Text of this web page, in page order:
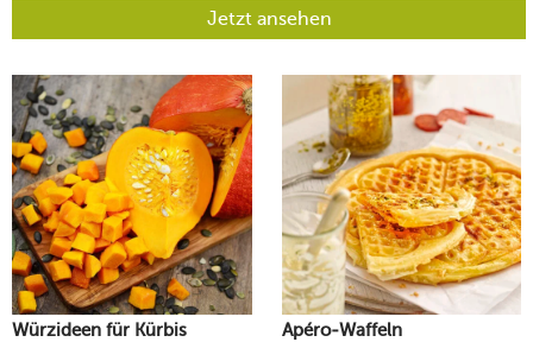
Jetzt ansehen
Würzideen für Kürbis
Apéro-Waffeln